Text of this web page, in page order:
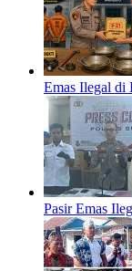
Emas Ilegal di
Pasir Emas